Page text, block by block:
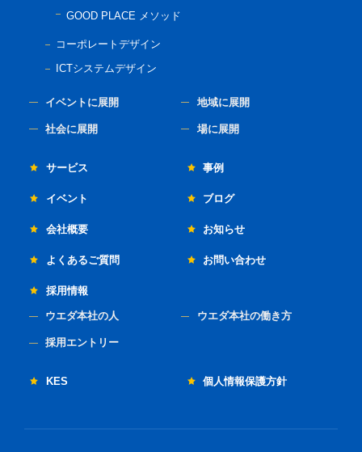
GOOD PLACE メソッド
コーポレートデザイン
ICTシステムデザイン
イベントに展開 地域に展開
社会に展開 場に展開
サービス 事例
イベント ブログ
会社概要 お知らせ
よくあるご質問 お問い合わせ
採用情報
ウエダ本社の人 ウエダ本社の働き方
採用エントリー
KES 個人情報保護方針